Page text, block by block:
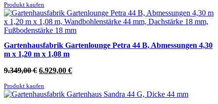
war:
7.229,00 €5.369,00 €.
Produkt kaufen
Gartenhausfabrik Gartenlounge Petra 44 B, Abmessungen 4,30
m x 1,20 m x 1,08 m
9.349,00€ Ursprünglicher
war:
9.349,00 €
6.929,00 €Aktueller
6.929,00 €.
Produkt kaufen